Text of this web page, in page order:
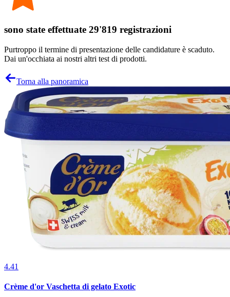
sono state effettuate 29'819 registrazioni
Purtroppo il termine di presentazione delle candidature è scaduto.
Dai un'occhiata ai nostri altri test di prodotti.
Torna alla panoramica
4.41
Crème d'or Vaschetta di gelato Exotic